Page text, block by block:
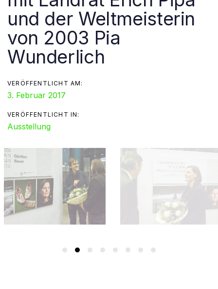
und der Weltmeisterin
von 2003 Pia
Wunderlich
VERÖFFENTLICHT AM:
3. Februar 2017
VERÖFFENTLICHT IN:
Ausstellung